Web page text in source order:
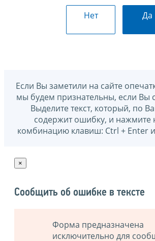
Нет Да
Если Вы заметили на сайте
мы будем признательны, если Вы
Выделите текст, который, по
содержит ошибку, и нажмите
комбинацию клавиш: Ctrl + Enter
×
Сообщить об ошибке в тексте
Форма предназначена
исключительно для